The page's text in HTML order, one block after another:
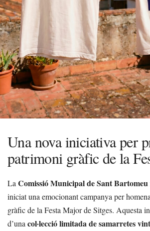
Una nova iniciativa per
patrimoni gràfic de la
La Comissió Municipal de Sant Bartomeu
iniciat una emocionant campanya per
gràfic de la Festa Major de Sitges. Aquesta
d’una col·lecció limitada de samarretes